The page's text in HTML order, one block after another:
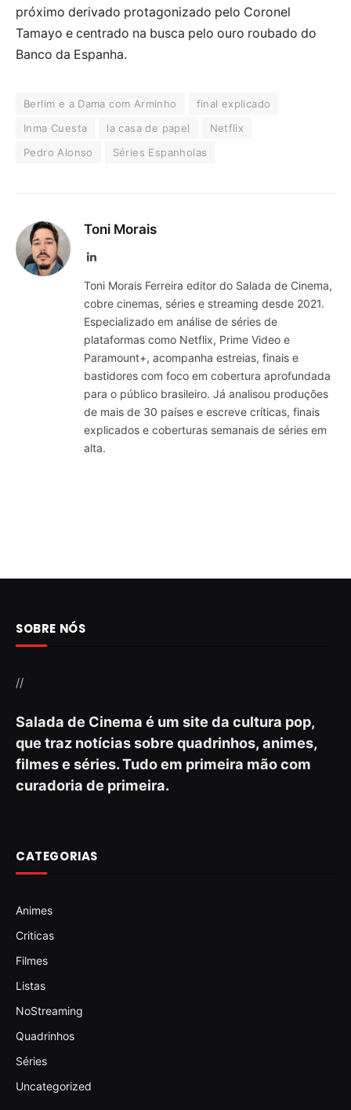
próximo derivado protagonizado pelo Coronel
Tamayo e centrado na busca pelo ouro roubado do
Banco da Espanha.
Berlim e a Dama com Arminho
final explicado
Inma Cuesta
la casa de papel
Netflix
Pedro Alonso
Séries Espanholas
Toni Morais
LinkedIn
Toni Morais Ferreira editor do Salada de Cinema,
cobre cinemas, séries e streaming desde 2021.
Especializado em análise de séries de
plataformas como Netflix, Prime Video e
Paramount+, acompanha estreias, finais e
bastidores com foco em cobertura aprofundada
para o público brasileiro. Já analisou produções
de mais de 30 países e escreve críticas, finais
explicados e coberturas semanais de séries em
alta.
SOBRE NÓS
//
Salada de Cinema é um site da cultura pop,
que traz notícias sobre quadrinhos, animes,
filmes e séries. Tudo em primeira mão com
curadoria de primeira.
CATEGORIAS
Animes
Criticas
Filmes
Listas
NoStreaming
Quadrinhos
Séries
Uncategorized